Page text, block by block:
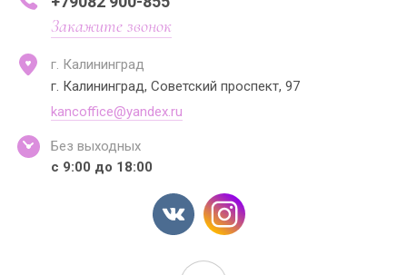
Закажите звонок
г. Калининград
г. Калининград, Советский проспект, 97
kancoffice@yandex.ru
Без выходных
с 9:00 до 18:00